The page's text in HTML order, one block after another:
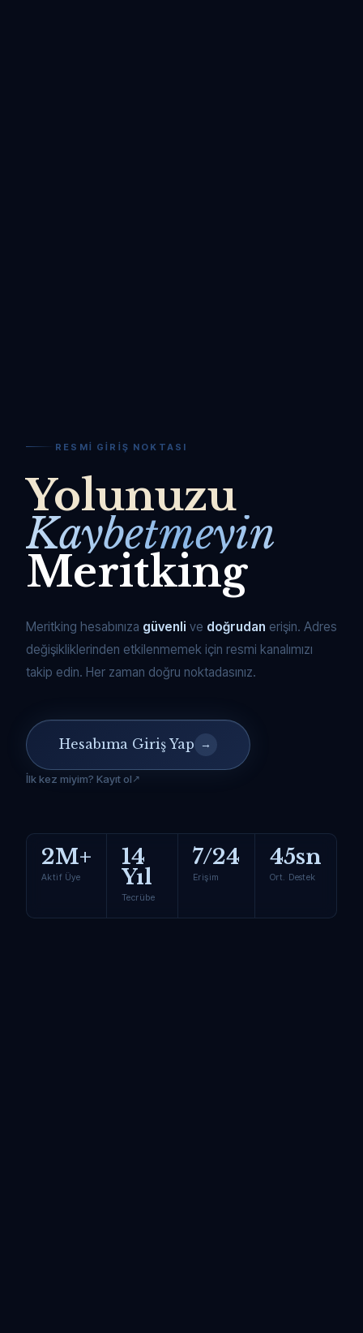
RESMI GIRIŞ NOKTASI
Yolunuzu
Kaybetmeyin
Meritking
Meritking hesabınıza güvenli ve doğrudan erişin. Adres
değişikliklerinden etkilenmemek için resmi kanalımızı
takip edin. Her zaman doğru noktadasınız.
Hesabıma Giriş Yap →
İlk kez miyim? Kayıt ol
2M+
Aktif Üye
14
Yıl
Tecrübe
7/24
Erişim
45sn
Ort. Destek